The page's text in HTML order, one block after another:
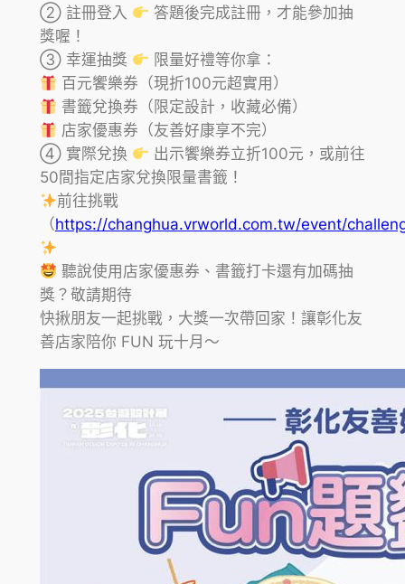
② 註冊登入
答題後完成註冊，才能參加抽
獎喔！
③ 幸運抽獎
限量好禮等你拿：
百元饗樂券（現折100元超實用）
書籤兌換券（限定設計，收藏必備）
店家優惠券（友善好康享不完）
④ 實際兌換
出示饗樂券立折100元，或前往
50間指定店家兌換限量書籤！
前往挑戰
（https://changhua.vrworld.com.tw/event/
聽說使用店家優惠券、書籤打卡還有加碼抽
獎？敬請期待
快揪朋友一起挑戰，大獎一次帶回家！讓彰化友
善店家陪你 FUN 玩十月～